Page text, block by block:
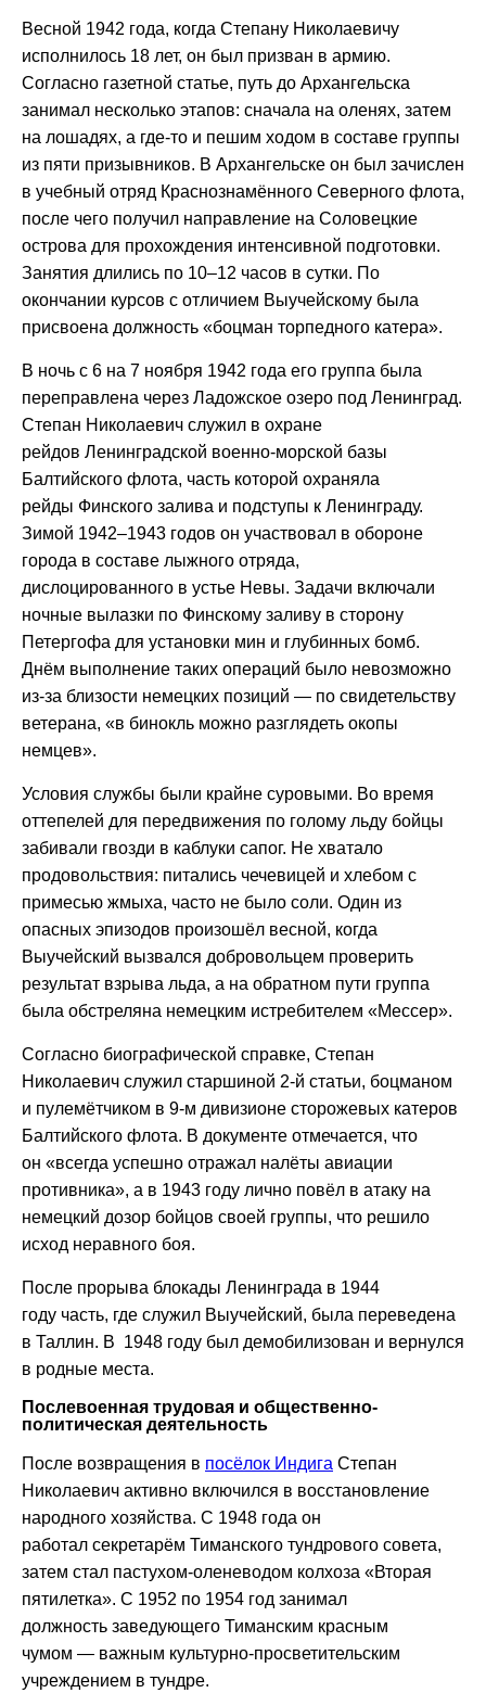
Весной 1942 года, когда Степану Николаевичу
исполнилось 18 лет, он был призван в армию.
Согласно газетной статье, путь до Архангельска
занимал несколько этапов: сначала на оленях, затем
на лошадях, а где-то и пешим ходом в составе группы
из пяти призывников. В Архангельске он был зачислен
в учебный отряд Краснознамённого Северного флота,
после чего получил направление на Соловецкие
острова для прохождения интенсивной подготовки.
Занятия длились по 10–12 часов в сутки. По
окончании курсов с отличием Выучейскому была
присвоена должность «боцман торпедного катера».
В ночь с 6 на 7 ноября 1942 года его группа была
переправлена через Ладожское озеро под Ленинград.
Степан Николаевич служил в охране
рейдов Ленинградской военно-морской базы
Балтийского флота, часть которой охраняла
рейды Финского залива и подступы к Ленинграду.
Зимой 1942–1943 годов он участвовал в обороне
города в составе лыжного отряда,
дислоцированного в устье Невы. Задачи включали
ночные вылазки по Финскому заливу в сторону
Петергофа для установки мин и глубинных бомб.
Днём выполнение таких операций было невозможно
из-за близости немецких позиций — по свидетельству
ветерана, «в бинокль можно разглядеть окопы
немцев».
Условия службы были крайне суровыми. Во время
оттепелей для передвижения по голому льду бойцы
забивали гвозди в каблуки сапог. Не хватало
продовольствия: питались чечевицей и хлебом с
примесью жмыха, часто не было соли. Один из
опасных эпизодов произошёл весной, когда
Выучейский вызвался добровольцем проверить
результат взрыва льда, а на обратном пути группа
была обстреляна немецким истребителем «Мессер».
Согласно биографической справке, Степан
Николаевич служил старшиной 2-й статьи, боцманом
и пулемётчиком в 9-м дивизионе сторожевых катеров
Балтийского флота. В документе отмечается, что
он «всегда успешно отражал налёты авиации
противника», а в 1943 году лично повёл в атаку на
немецкий дозор бойцов своей группы, что решило
исход неравного боя.
После прорыва блокады Ленинграда в 1944
году часть, где служил Выучейский, была переведена
в Таллин. В 1948 году был демобилизован и вернулся
в родные места.
Послевоенная трудовая и общественно-
политическая деятельность
После возвращения в посёлок Индига Степан
Николаевич активно включился в восстановление
народного хозяйства. С 1948 года он
работал секретарём Тиманского тундрового совета,
затем стал пастухом-оленеводом колхоза «Вторая
пятилетка». С 1952 по 1954 год занимал
должность заведующего Тиманским красным
чумом — важным культурно-просветительским
учреждением в тундре.